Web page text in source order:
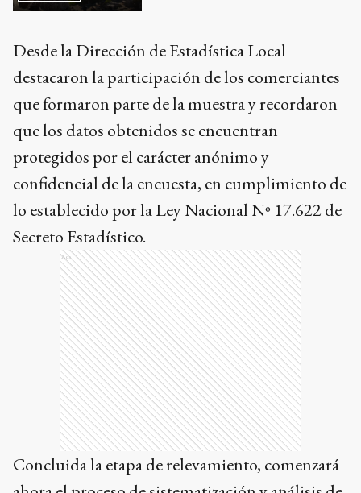
Desde la Dirección de Estadística Local
destacaron la participación de los comerciantes
que formaron parte de la muestra y recordaron
que los datos obtenidos se encuentran
protegidos por el carácter anónimo y
confidencial de la encuesta, en cumplimiento de
lo establecido por la Ley Nacional Nº 17.622 de
Secreto Estadístico.
Ads
Concluida la etapa de relevamiento, comenzará